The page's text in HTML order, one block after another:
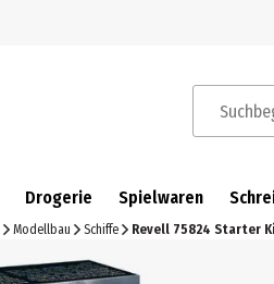
Drogerie Spielwaren
Modellbau Schiffe Revell 75824 Starter